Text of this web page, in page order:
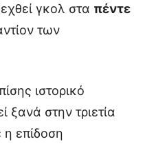
γκολ στα πέντε
των
ιστορικό
ξανά στην τριετία
η επίδοση